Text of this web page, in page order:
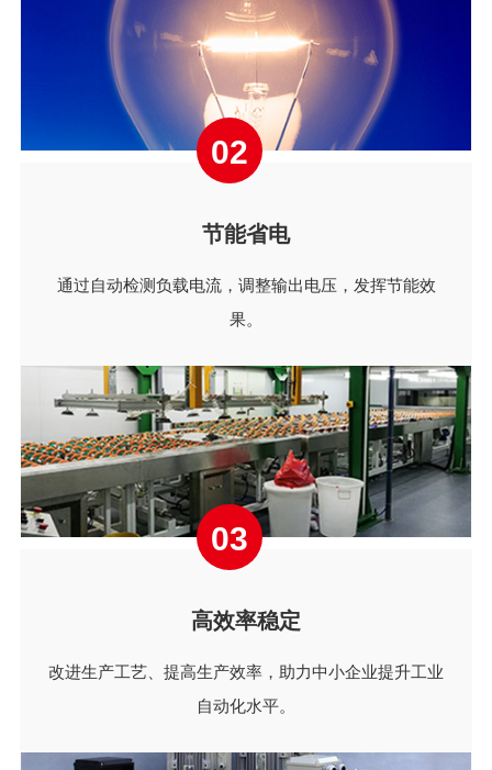
02
节能省电
通过自动检测负载电流，调整输出电压，发挥节能效
果。
03
高效率稳定
改进生产工艺、提高生产效率，助力中小企业提升工业
自动化水平。